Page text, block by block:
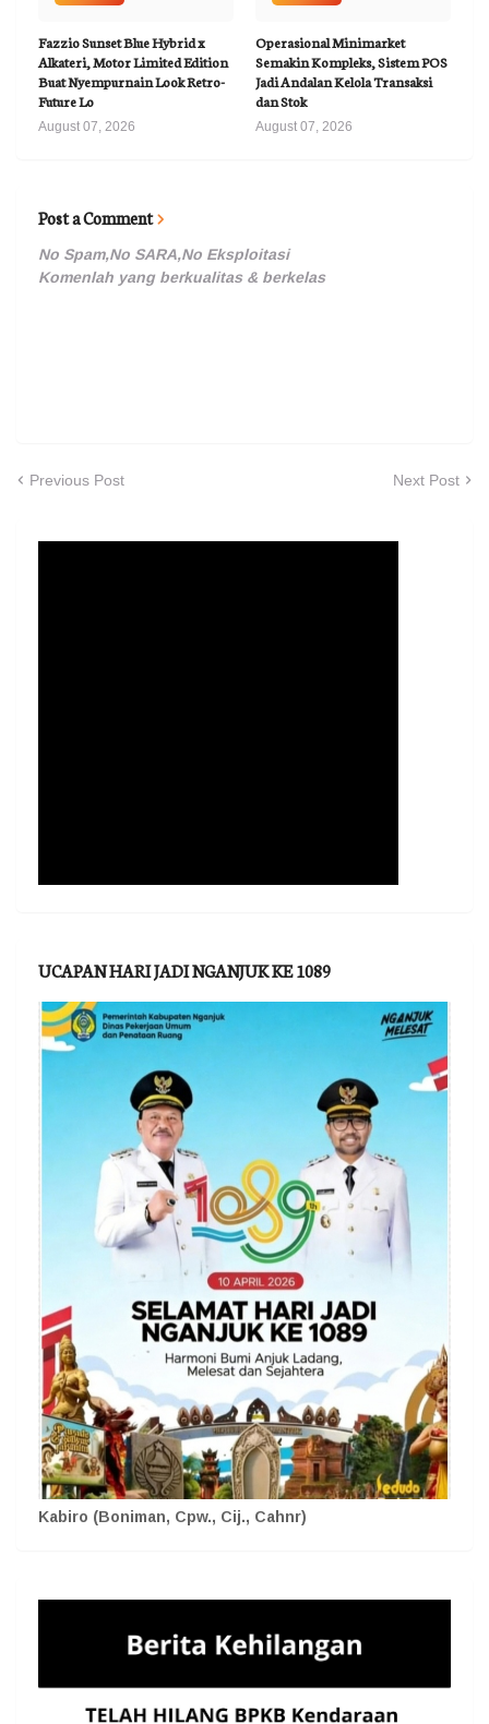
Fazzio Sunset Blue Hybrid x
Alkateri, Motor Limited Edition
Buat Nyempurnain Look Retro-
Future Lo
August 07, 2026
Operasional Minimarket
Semakin Kompleks, Sistem POS
Jadi Andalan Kelola Transaksi
dan Stok
August 07, 2026
Post a Comment
No Spam,No SARA,No Eksploitasi
Komenlah yang berkualitas & berkelas
Previous Post Next Post
UCAPAN HARI JADI NGANJUK KE 1089
Kabiro (Boniman, Cpw., Cij., Cahnr)